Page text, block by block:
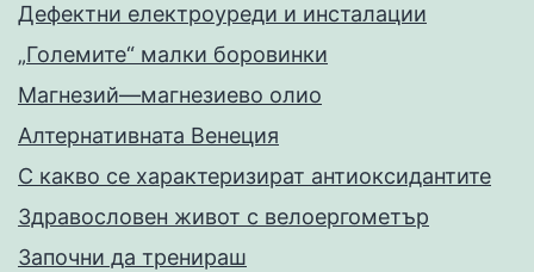
Дефектни електроуреди и инсталации
„Големите“ малки боровинки
Магнезий—магнезиево олио
Алтернативната Венеция
С какво се характеризират антиоксидантите
Здравословен живот с велоергометър
Запoчни да тренираш